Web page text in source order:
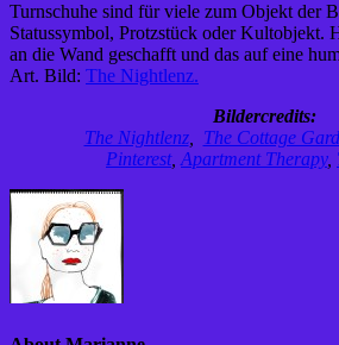
Turnschuhe sind für viele zum Objekt der
Statussymbol, Protzstück oder Kultobjekt.
an die Wand geschafft und das auf eine
Art. Bild: The Nightlenz.
Bildercredits:
The Nightlenz, The Cottage
Pinterest, Apartment Therapy,